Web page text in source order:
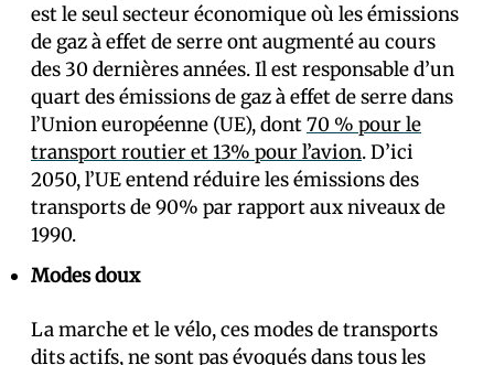
est le seul secteur économique où les émissions
de gaz à effet de serre ont augmenté au cours
des 30 dernières années. Il est responsable d’un
quart des émissions de gaz à effet de serre dans
l’Union européenne (UE), dont70 % pour le
transport routier et 13% pour l’avion. D’ici
2050, l’UE entend réduire les émissions des
transports de 90% par rapport aux niveaux de
1990.
Modes doux
La marche et le vélo, ces modes de transports
dits actifs, ne sont pas évoqués dans tous les